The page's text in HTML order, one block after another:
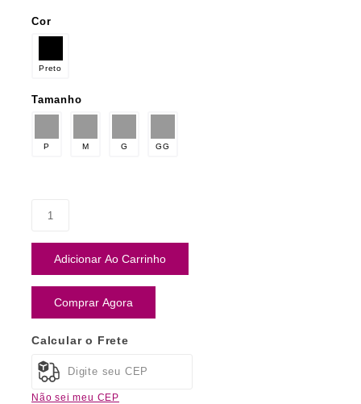
Cor
Preto
Tamanho
P M G GG
Adicionar Ao Carrinho
Comprar Agora
Calcular o Frete
Não sei meu CEP